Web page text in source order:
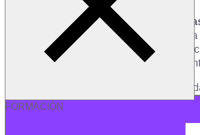
FORMACIÓN
En este webinar descubrirás qué son
Aprenderás sobre la regulación
y más. También conocerás las bases
¡No te pierdas esta oportunidad de
¡Regístrate ahora y no pierdas